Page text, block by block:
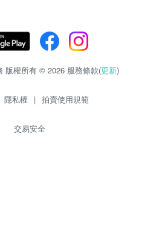
版權所有 © 2026 服務條款(更新)
隱私權 | 拍賣使用規範
交易安全